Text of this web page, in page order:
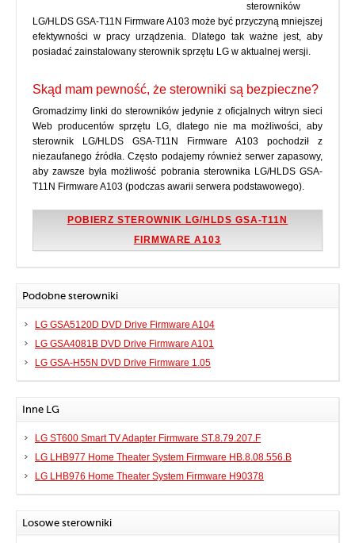
sterowników
LG/HLDS GSA-T11N Firmware A103 może być przyczyną mniejszej
efektywności w pracy urządzenia. Dlatego tak ważne jest, aby
posiadać zainstalowany sterownik sprzętu LG w aktualnej wersji.
Skąd mam pewność, że sterowniki są bezpieczne?
Gromadzimy linki do sterowników jedynie z oficjalnych witryn sieci
Web producentów sprzętu LG, dlatego nie ma możliwości, aby
sterownik LG/HLDS GSA-T11N Firmware A103 pochodził z
niezaufanego źródła. Często podajemy również serwer zapasowy,
aby zawsze była możliwość pobrania sterownika LG/HLDS GSA-
T11N Firmware A103 (podczas awarii serwera podstawowego).
POBIERZ STEROWNIK LG/HLDS GSA-T11N
FIRMWARE A103
Podobne sterowniki
LG GSA5120D DVD Drive Firmware A104
LG GSA4081B DVD Drive Firmware A101
LG GSA-H55N DVD Drive Firmware 1.05
Inne LG
LG ST600 Smart TV Adapter Firmware ST.8.79.207.F
LG LHB977 Home Theater System Firmware HB.8.08.556.B
LG LHB976 Home Theater System Firmware H90378
Losowe sterowniki